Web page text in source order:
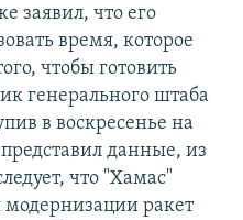
заявил, что его
время, которое
чтобы готовить
генерального штаба
в воскресенье на
данные, из
что "Хамас"
модернизации ракет